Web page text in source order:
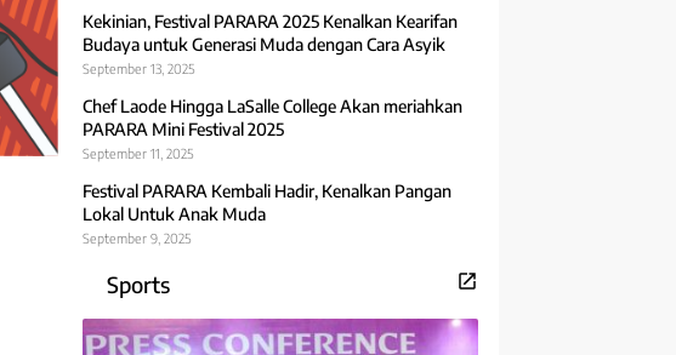
Kekinian, Festival PARARA 2025 Kenalkan Kearifan
Budaya untuk Generasi Muda dengan Cara Asyik
September 13, 2025
Chef Laode Hingga LaSalle College Akan meriahkan
PARARA Mini Festival 2025
September 11, 2025
Festival PARARA Kembali Hadir, Kenalkan Pangan
Lokal Untuk Anak Muda
September 9, 2025
Sports